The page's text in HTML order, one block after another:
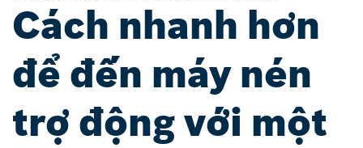
Cách nhanh hơn
để đến máy nén
trợ động với một